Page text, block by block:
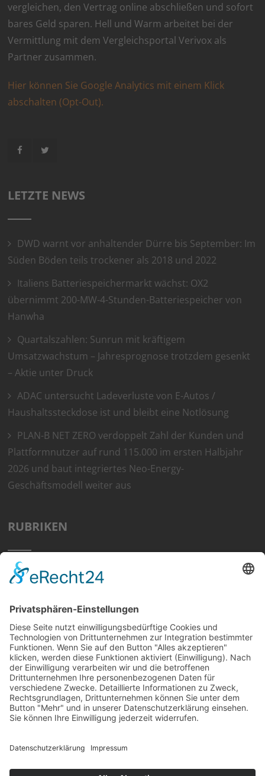
vergleichen, den Vertrag online abschließen und sofort
bares Geld sparen. Hell und Warm arbeitet bei der
Vermittlung mit dem Vergleichsportal Verivox als
Partner zusammen.
Hier können Sie Google Analytics mit einem Klick
abschalten (Opt-Out).
LETZTE NEWS
DWD warnt vor anhaltender Dürre bis September: Im
Süden Böden teils trockener als 2018 und 2022
Italiens Batteriespeichermarkt wächst: OX2
übernimmt 200-MW-4-Stunden-Batteriespeicher von
Hanwha
Quartalszahlen: Sunrun mit kräftigem
Umsatzwachstum – Jahresprognose trotzdem gesenkt
– Aktie unter Druck
ADAC untersucht Ladeverluste von E-Autos /
Haushaltssteckdose ist und bleibt eine Notlösung
PLAN-B NET ZERO verdoppelt Zahl der Kunden und
Plattformnutzer auf rund 115.000 im ersten Halbjahr
2026 und baut integriertes Neo-Energy-
Geschäftsmodell weiter aus
RUBRIKEN
Home
Tipps
Wissen
Strom Top30
F&A
News